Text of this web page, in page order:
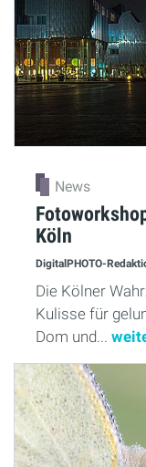
News
Köln
DigitalPHOTO-
Die Kölner
Kulisse für
Dom und...